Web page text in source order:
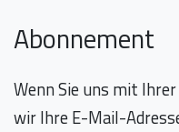
Abonnement
Wenn Sie uns mit
wir Ihre E-Mail-